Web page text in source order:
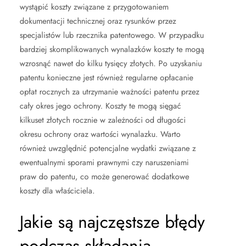
wystąpić koszty związane z przygotowaniem
dokumentacji technicznej oraz rysunków przez
specjalistów lub rzecznika patentowego. W przypadku
bardziej skomplikowanych wynalazków koszty te mogą
wzrosnąć nawet do kilku tysięcy złotych. Po uzyskaniu
patentu konieczne jest również regularne opłacanie
opłat rocznych za utrzymanie ważności patentu przez
cały okres jego ochrony. Koszty te mogą sięgać
kilkuset złotych rocznie w zależności od długości
okresu ochrony oraz wartości wynalazku. Warto
również uwzględnić potencjalne wydatki związane z
ewentualnymi sporami prawnymi czy naruszeniami
praw do patentu, co może generować dodatkowe
koszty dla właściciela.
Jakie są najczęstsze błędy